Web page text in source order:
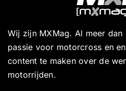
Wij zijn MXMag. Al meer
passie voor motorcross en
content te maken over de
motorrijden.